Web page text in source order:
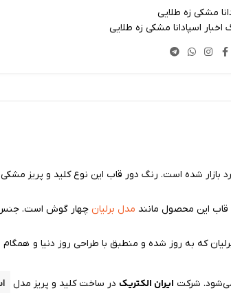
مشکی زه طلایی
اخبار اسپادانا مشکی زه طلایی
بازار شده است. رنگ دور قاب این نوع کلید و پریز
قاب این محصول مانند مدل برلیان چهار گوش است. جنس
که به روز شده و منطبق با طراحی روز دنیا و
می‌شود. شرکت ایران الکتریک در ساخت کلید و پریز مدل